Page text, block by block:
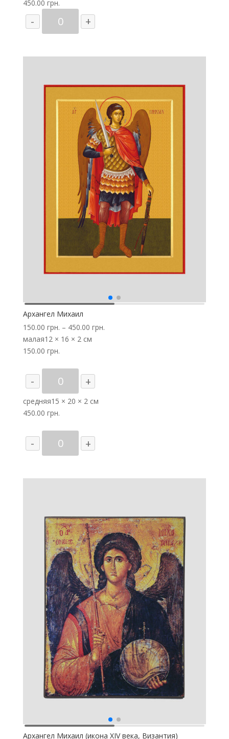
450.00 грн.
-
Количество
товара
Власы),
копия
иконы
+
Архангел Михаил
150.00 грн. – 450.00 грн.
малая12 × 16 × 2 см
150.00 грн.
-
Количество
товара
Архангел
Михаил
+
средняя15 × 20 × 2 см
450.00 грн.
-
Количество
товара
+
Архангел Михаил (икона XIV века, Византия)